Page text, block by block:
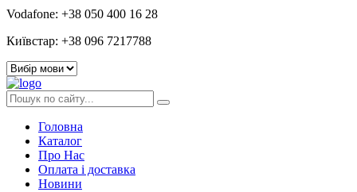
Vodafone: +38 050 400 16 28
Київстар: +38 096 7217788
Головна
Каталог
Про Нас
Оплата і доставка
Новини